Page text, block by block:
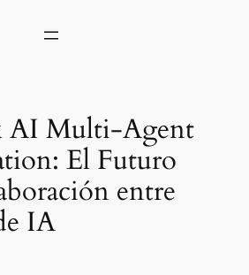
AI Multi-Agent
El Futuro
entre
IA